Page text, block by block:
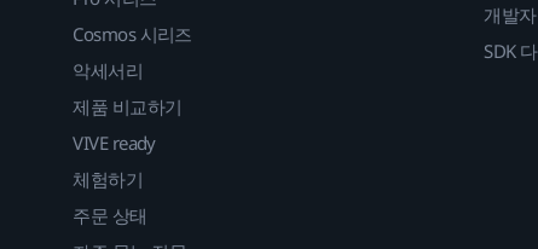
Cosmos 시리즈
악세서리
제품 비교하기
VIVE ready
체험하기
주문 상태
개발
SDK